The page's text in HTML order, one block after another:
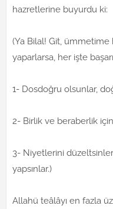
hazretlerine buyurdu ki:
(Ya Bilal! Git,
yaparlarsa, her işte
1- Dosdoğru olsunlar,
2- Birlik ve beraberlik
3- Niyetlerini düzeltsinler,
yapsınlar.)
Allahü teâlâyı en fazla